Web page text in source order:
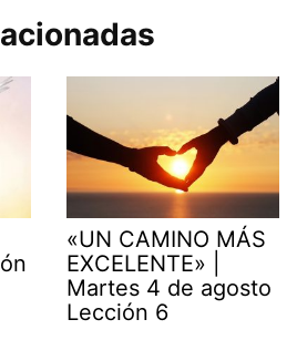
«UN CAMINO MÁS
EXCELENTE» |
Martes 4 de agosto
Lección 6